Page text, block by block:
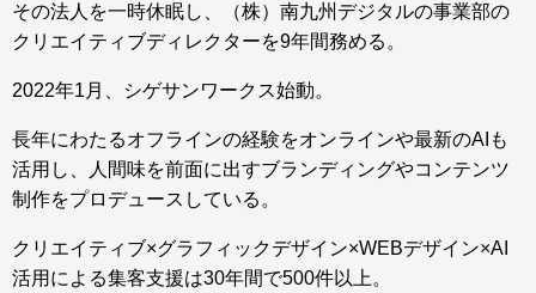
その法人を一時休眠し、（株）南九州デジタルの事業部の
クリエイティブディレクターを9年間務める。
2022年1月、シゲサンワークス始動。
長年にわたるオフラインの経験をオンラインや最新のAIも
活用し、人間味を前面に出すブランディングやコンテンツ
制作をプロデュースしている。
クリエイティブ×グラフィックデザイン×WEBデザイン×AI
活用による集客支援は30年間で500件以上。